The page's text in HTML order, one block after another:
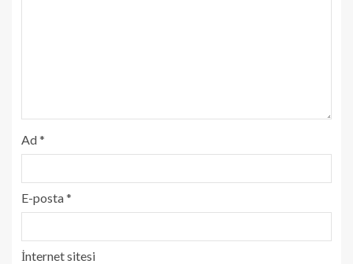
Ad*
E-posta*
İnternet sitesi